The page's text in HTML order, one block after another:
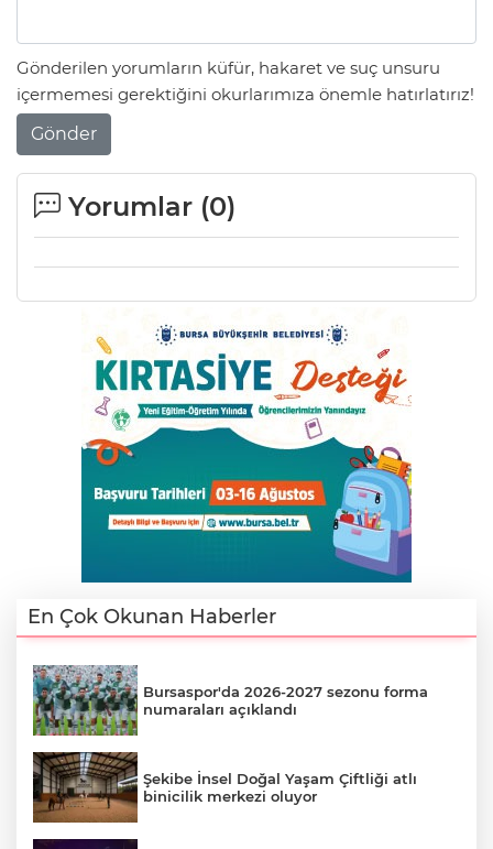
Gönderilen yorumların küfür, hakaret ve suç unsuru
içermemesi gerektiğini okurlarımıza önemle hatırlatırız!
Gönder
Yorumlar (0)
En Çok Okunan Haberler
Bursaspor'da 2026-2027 sezonu forma
numaraları açıklandı
Şekibe İnsel Doğal Yaşam Çiftliği atlı
binicilik merkezi oluyor